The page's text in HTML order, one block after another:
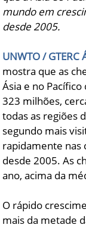
mundo em
desde 2005.
UNWTO /
mostra que as
Ásia e no
323 milhões,
todas as regiões
segundo mais
rapidamente nas
desde 2005. As
ano, acima da
O rápido
mais da metade